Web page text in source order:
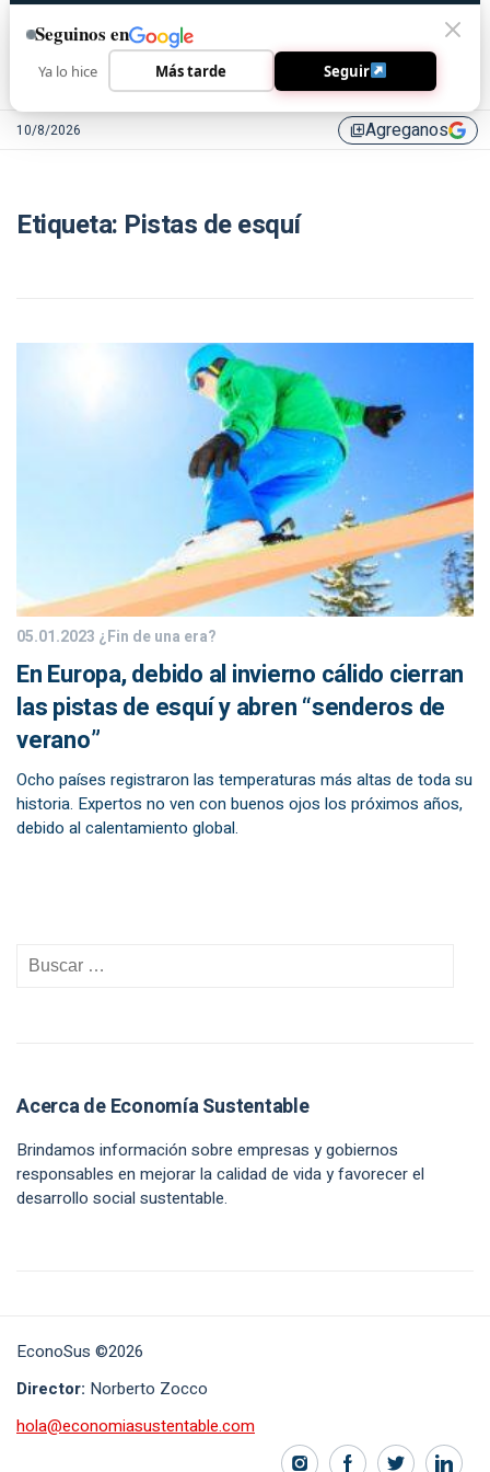
10/8/2026 library_addAgreganos
Etiqueta: Pistas de esquí
05.01.2023 ¿Fin de una era?
En Europa, debido al invierno cálido cierran
las pistas de esquí y abren “senderos de
verano”
Ocho países registraron las temperaturas más altas de toda su
historia. Expertos no ven con buenos ojos los próximos años,
debido al calentamiento global.
Acerca de Economía Sustentable
Brindamos información sobre empresas y gobiernos
responsables en mejorar la calidad de vida y favorecer el
desarrollo social sustentable.
EconoSus ©2026
Director: Norberto Zocco
hola@economiasustentable.com
Seguinos en
Ya lo hice Más tarde Seguir